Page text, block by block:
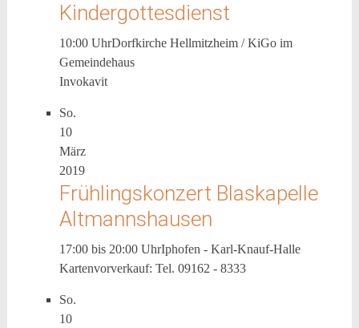
Kindergottesdienst
10:00 UhrDorfkirche Hellmitzheim / KiGo im
Gemeindehaus
Invokavit
So.
10
März
2019
Frühlingskonzert Blaskapelle
Altmannshausen
17:00 bis 20:00 UhrIphofen - Karl-Knauf-Halle
Kartenvorverkauf: Tel. 09162 - 8333
So.
10